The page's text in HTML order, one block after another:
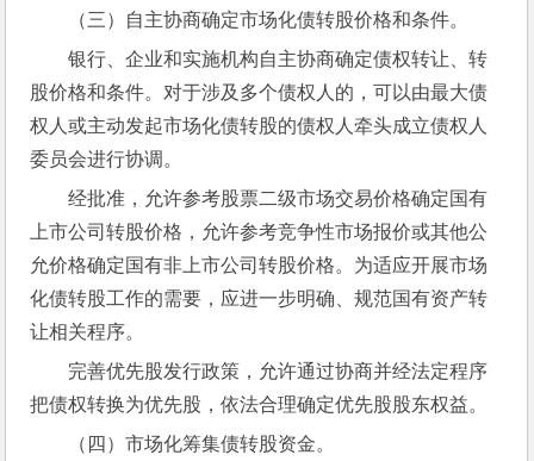
（三）自主协商确定市场化债转股价格和条件。
银行、企业和实施机构自主协商确定债权转让、转
股价格和条件。对于涉及多个债权人的，可以由最大债
权人或主动发起市场化债转股的债权人牵头成立债权人
委员会进行协调。
经批准，允许参考股票二级市场交易价格确定国有
上市公司转股价格，允许参考竞争性市场报价或其他公
允价格确定国有非上市公司转股价格。为适应开展市场
化债转股工作的需要，应进一步明确、规范国有资产转
让相关程序。
完善优先股发行政策，允许通过协商并经法定程序
把债权转换为优先股，依法合理确定优先股股东权益。
（四）市场化筹集债转股资金。